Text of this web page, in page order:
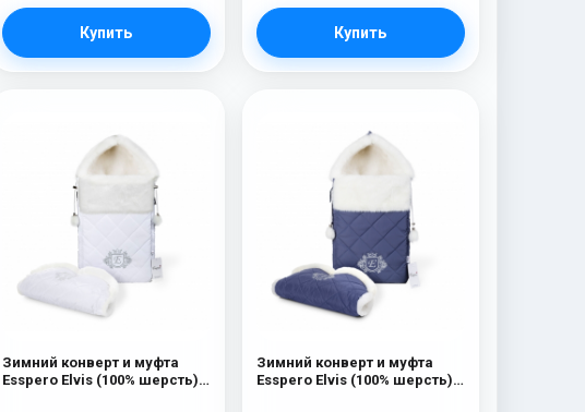
Купить Купить
Зимний конверт и муфта
Esspero Elvis (100% шерсть)
Зимний конверт и муфта
Esspero Elvis (100% шерсть)